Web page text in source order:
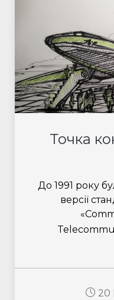
Точка
До 1991 року
версії
20